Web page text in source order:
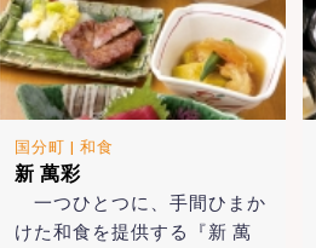
国分町 | 和食
新 萬彩
一つひとつに、手間ひまか
けた和食を提供する『新 萬